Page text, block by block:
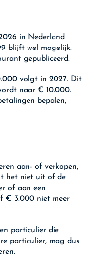
in Nederland
blijft wel mogelijk.
gepubliceerd.
volgt in 2027. Dit
naar € 10.000.
bepalen,
aan- of verkopen,
het niet uit of de
of aan een
€ 3.000 niet meer
particulier die
particulier, mag dus